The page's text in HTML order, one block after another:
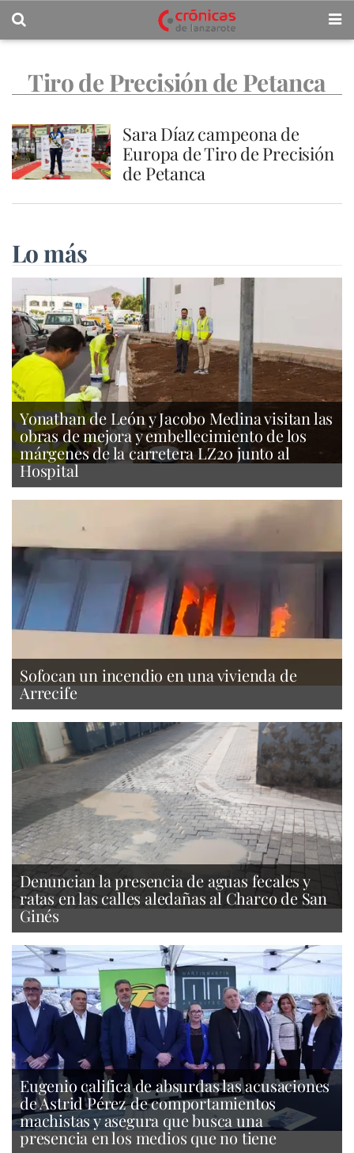
Tiro de Precisión de Petanca
Sara Díaz campeona de
Europa de Tiro de Precisión
de Petanca
Lo más
Yonathan de León y Jacobo Medina visitan las
obras de mejora y embellecimiento de los
márgenes de la carretera LZ20 junto al
Hospital
Sofocan un incendio en una vivienda de
Arrecife
Denuncian la presencia de aguas fecales y
ratas en las calles aledañas al Charco de San
Ginés
Eugenio califica de absurdas las acusaciones
de Astrid Pérez de comportamientos
machistas y asegura que busca una
presencia en los medios que no tiene